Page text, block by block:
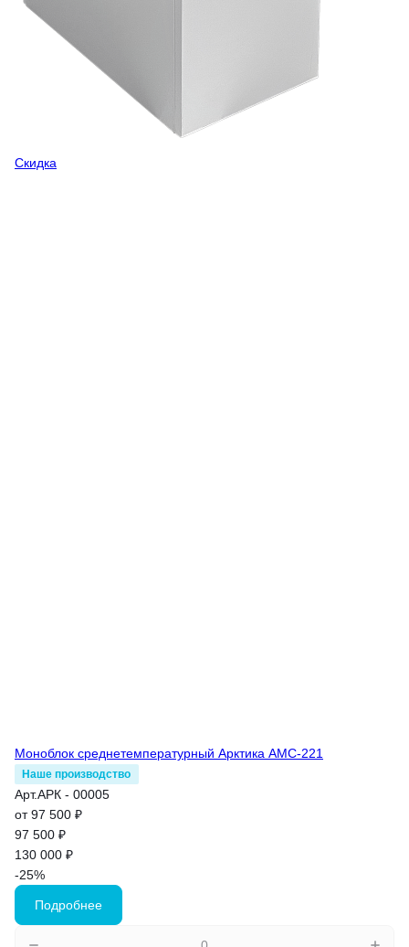
Скидка
Моноблок среднетемпературный Арктика АМС-221
Наше производство
Арт.АРК - 00005
от 97 500 ₽
97 500 ₽
130 000 ₽
-25%
Подробнее